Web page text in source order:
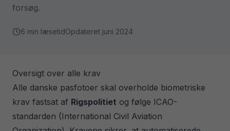
forsøg.
6 min læsetidOpdateret juni 2024
Oversigt over alle krav
Alle danske pasfotoer skal overholde biometriske
krav fastsat af Rigspolitiet og følge ICAO-
standarden (International Civil Aviation